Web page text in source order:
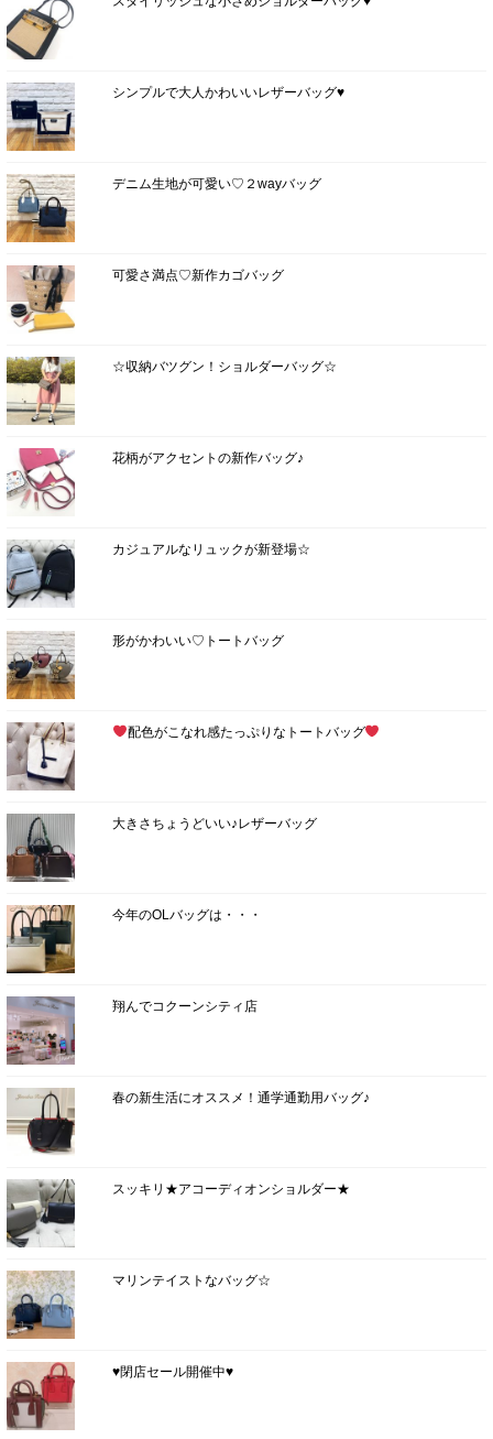
シンプルで大人かわいいレザーバッグ♥
デニム生地が可愛い♡２wayバッグ
可愛さ満点♡新作カゴバッグ
☆収納バツグン！ショルダーバッグ☆
花柄がアクセントの新作バッグ♪
カジュアルなリュックが新登場☆
形がかわいい♡トートバッグ
配色がこなれ感たっぷりなトートバッグ
大きさちょうどいい♪レザーバッグ
今年のOLバッグは・・・
翔んでコクーンシティ店
春の新生活にオススメ！通学通勤用バッグ♪
スッキリ★アコーディオンショルダー★
マリンテイストなバッグ☆
♥閉店セール開催中♥